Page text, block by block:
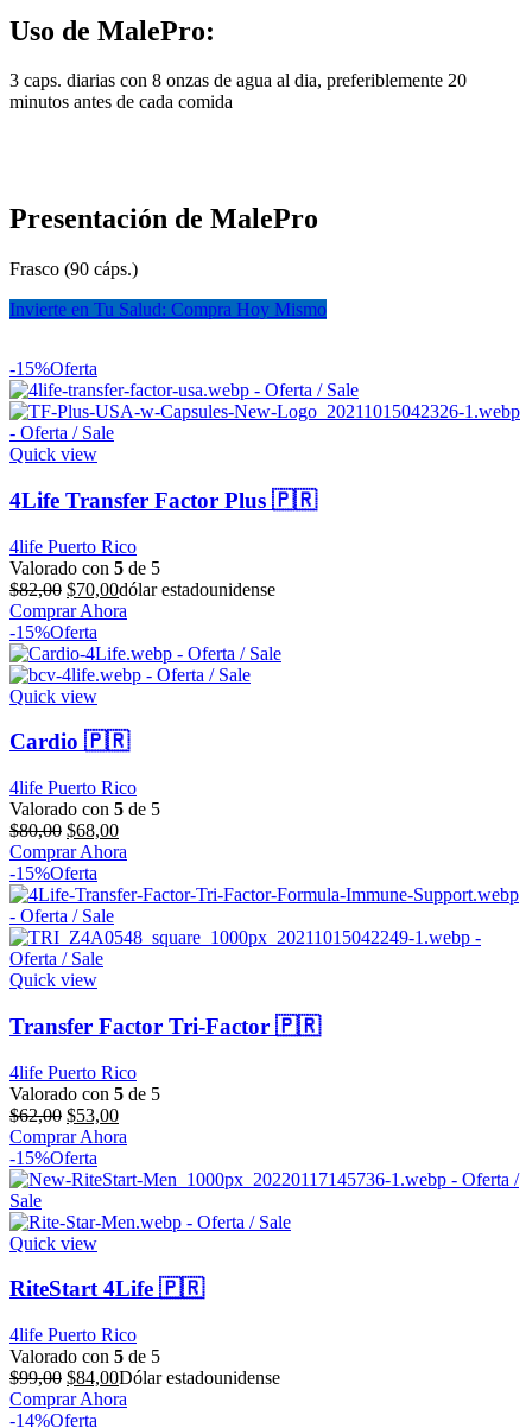
Uso de MalePro:
3 caps. diarias con 8 onzas de agua al dia, preferiblemente 20
minutos antes de cada comida
Presentación de MalePro
Frasco (90 cáps.)
Invierte en Tu Salud: Compra Hoy Mismo
-15%Oferta
Quick view
4Life Transfer Factor Plus 🇵🇷
4life Puerto Rico
Valorado con 5 de 5
$82,00 El
precio
original
era:
$82,00.
$70,00El
precio
es:
$70,00.
dólar estadounidense
Comprar Ahora
-15%Oferta
Quick view
Cardio 🇵🇷
4life Puerto Rico
Valorado con 5 de 5
$80,00 El
precio
original
era:
$80,00.
$68,00El
precio
es:
Comprar Ahora
-15%Oferta
Quick view
Transfer Factor Tri-Factor 🇵🇷
4life Puerto Rico
Valorado con 5 de 5
$62,00 El
precio
original
era:
$53,00El
precio
es:
Comprar Ahora
-15%Oferta
Quick view
RiteStart 4Life 🇵🇷
4life Puerto Rico
Valorado con 5 de 5
$99,00 El
precio
original
$84,00El
precio
Dólar estadounidense
Comprar Ahora
-14%Oferta